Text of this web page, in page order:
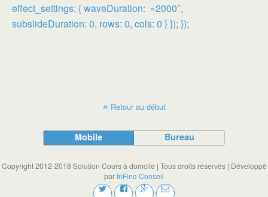
effect_settings: { waveDuration: »2000″,
subslideDuration: 0, rows: 0, cols: 0 } }); });
Retour au début
Mobile Bureau
Copyright 2012-2018 Solution Cours à domcile | Tous droits réservés | Développé
par InFine Conseil